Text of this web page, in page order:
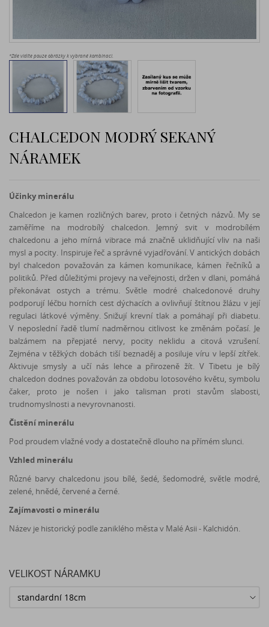
*Zde vidíte pouze obrázky k vybrané kombinaci.
CHALCEDON MODRÝ SEKANÝ
NÁRAMEK
Účinky minerálu
Chalcedon je kamen rozličných barev, proto i četných názvů. My se
zaměříme na modrobílý chalcedon. Jemný svit v modrobílém
chalcedonu a jeho mírná vibrace má značně uklidňující vliv na naši
mysl a pocity. Inspiruje řeč a správné vyjadřování. V antických dobách
byl chalcedon považován za kámen komunikace, kámen řečníků a
politiků. Před důležitými projevy na veřejnosti, držen v dlani, pomáhá
překonávat ostych a trému. Světle modré chalcedonové druhy
podporují léčbu horních cest dýchacích a ovlivňují štítnou žlázu v její
regulaci látkové výměny. Snižují krevní tlak a pomáhají při diabetu.
V neposlední řadě tlumí nadměrnou citlivost ke změnám počasí. Je
balzámem na přepjaté nervy, pocity neklidu a citová vzrušení.
Zejména v těžkých dobách tiší beznaděj a posiluje víru v lepší zítřek.
Aktivuje smysly a učí nás lehce a přirozeně žít. V Tibetu je bílý
chalcedon dodnes považován za obdobu lotosového květu, symbolu
čaker, proto je nošen i jako talisman proti stavům slabosti,
trudnomyslnosti a nevyrovnanosti.
Čistění minerálu
Pod proudem vlažné vody a dostatečně dlouho na přímém slunci.
Vzhled minerálu
Různé barvy chalcedonu jsou bílé, šedé, šedomodré, světle modré,
zelené, hnědé, červené a černé.
Zajímavosti o minerálu
Název je historický podle zaniklého města v Malé Asii - Kalchidón.
VELIKOST NÁRAMKU